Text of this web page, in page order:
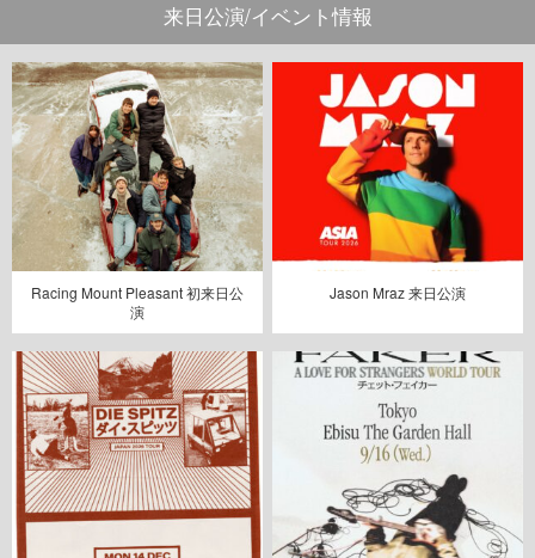
来日公演/イベント情報
Racing Mount Pleasant 初来日公
演
Jason Mraz 来日公演